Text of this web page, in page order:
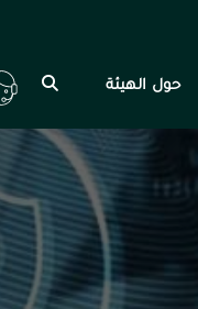
حول الهيئة